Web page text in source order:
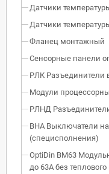
Датчики
Датчики
Фланец монтажный
Сенсорные панели
РЛК Разъединители
Модули
РЛНД
ВНА Выключатели
(специсполнения)
OptiDin BM63
до 63А без